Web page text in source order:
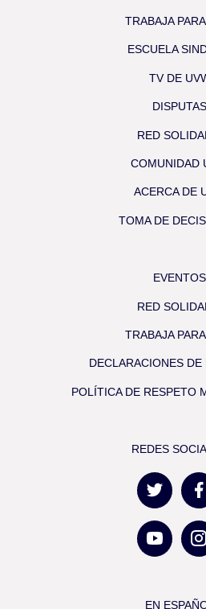
TRABAJA
ESCUELA
TV DE
DISPUTAS
RED
COMUNIDAD
ACERCA DE
TOMA DE
EVENTOS
RED
TRABAJA
DECLARACIONES DE
POLÍTICA DE RESPETO
REDES
EN